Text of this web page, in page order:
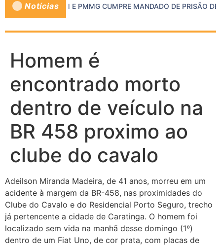
Notícias
MP DE INHAPIM E PMMG CUMPRE MANDADO DE PRISÃO DE
Homem é
encontrado morto
dentro de veículo na
BR 458 proximo ao
clube do cavalo
Adeilson Miranda Madeira, de 41 anos, morreu em um
acidente à margem da BR-458, nas proximidades do
Clube do Cavalo e do Residencial Porto Seguro, trecho
já pertencente a cidade de Caratinga. O homem foi
localizado sem vida na manhã desse domingo (1º)
dentro de um Fiat Uno, de cor prata, com placas de